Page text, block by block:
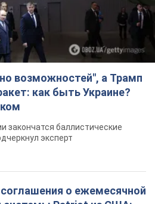
возможностей", а Трамп
как быть Украине?
закончатся баллистические
эксперт
о ежемесячной